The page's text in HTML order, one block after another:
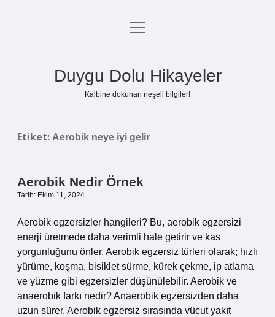
Anasayfa
menüyü
Duygu Dolu Hikayeler
Kalbine dokunan neşeli bilgiler!
Etiket: Aerobik neye iyi gelir
Aerobik Nedir Örnek
Tarih: Ekim 11, 2024
Aerobik egzersizler hangileri? Bu, aerobik egzersizi
enerji üretmede daha verimli hale getirir ve kas
yorgunluğunu önler. Aerobik egzersiz türleri olarak; hızlı
yürüme, koşma, bisiklet sürme, kürek çekme, ip atlama
ve yüzme gibi egzersizler düşünülebilir. Aerobik ve
anaerobik farkı nedir? Anaerobik egzersizden daha
uzun sürer. Aerobik egzersiz sırasında vücut yakıt